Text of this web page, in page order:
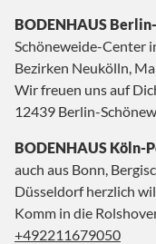
BODENHAUS
Schöneweide-Center
Bezirken Neukölln,
Wir freuen uns auf
12439 Berlin-
BODENHAUS Köln-
auch aus Bonn,
Düsseldorf herzlich
Komm in die
+492211679050